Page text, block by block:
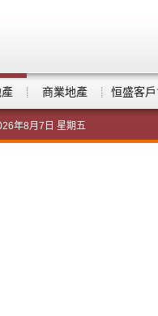
商業地產 恒盛客
年8月7日 星期五